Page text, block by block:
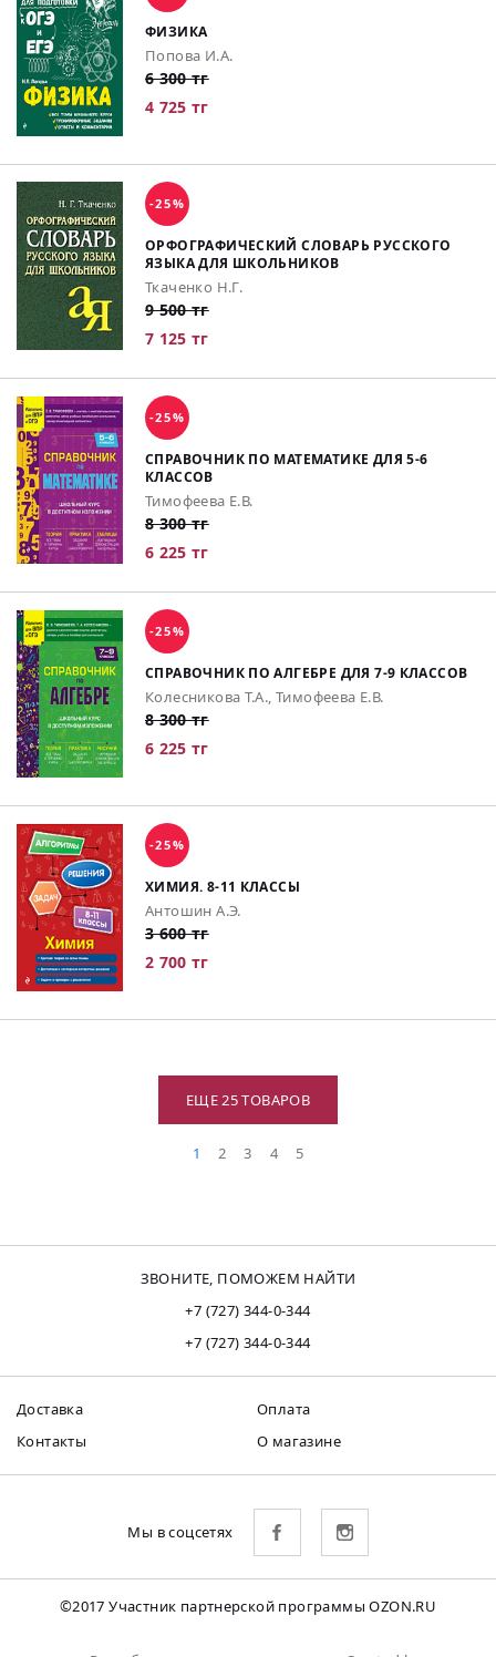
ФИЗИКА
Попова И.А.
6 300 тг
4 725 тг
-25%
ОРФОГРАФИЧЕСКИЙ СЛОВАРЬ РУССКОГО
ЯЗЫКА ДЛЯ ШКОЛЬНИКОВ
Ткаченко Н.Г.
9 500 тг
7 125 тг
-25%
СПРАВОЧНИК ПО МАТЕМАТИКЕ ДЛЯ 5-6
КЛАССОВ
Тимофеева Е.В.
8 300 тг
6 225 тг
-25%
СПРАВОЧНИК ПО АЛГЕБРЕ ДЛЯ 7-9 КЛАССОВ
Колесникова Т.А., Тимофеева Е.В.
8 300 тг
6 225 тг
-25%
ХИМИЯ. 8-11 КЛАССЫ
Антошин А.Э.
3 600 тг
2 700 тг
ЕЩЕ 25 ТОВАРОВ
1 2 3 4 5
ЗВОНИТЕ, ПОМОЖЕМ НАЙТИ
+7 (727) 344-0-344
+7 (727) 344-0-344
Доставка
Оплата
Контакты
О магазине
Мы в соцсетях
©2017 Участник партнерской программы OZON.RU